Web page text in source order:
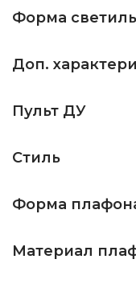
Форма
Доп.
Пульт ДУ
Стиль
Форма
Материал